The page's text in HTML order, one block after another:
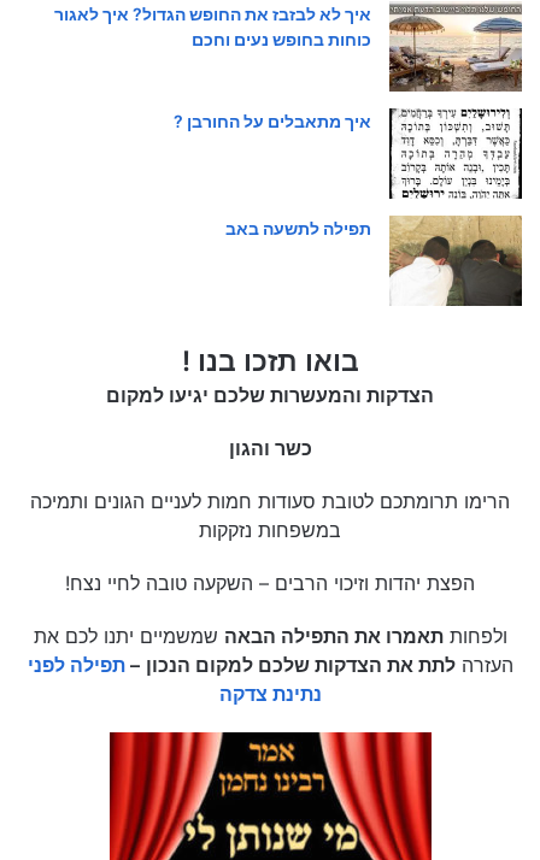
איך לא לבזבז את החופש הגדול? איך לאגור
כוחות בחופש נעים וחכם
איך מתאבלים על החורבן ?
תפילה לתשעה באב
בואו תזכו בנו !
הצדקות והמעשרות שלכם יגיעו למקום
כשר והגון
הרימו תרומתכם לטובת סעודות חמות לעניים הגונים ותמיכה
במשפחות נזקקות
הפצת יהדות וזיכוי הרבים – השקעה טובה לחיי נצח!
ולפחותתאמרו את התפילה הבאה שמשמיים יתנו לכם את
העזרהלתת את הצדקות שלכם למקום הנכון –תפילה לפני
נתינת צדקה